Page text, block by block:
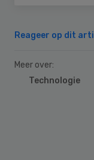
Reageer op dit
Meer over:
Technologie